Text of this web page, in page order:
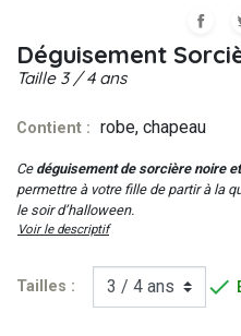
Déguisement
Taille 3 / 4 ans
Contient : robe, chapeau
Ce déguisement de sorcière noire
permettre à votre fille de partir à la
le soir d’halloween.
Voir le descriptif
Tailles : 